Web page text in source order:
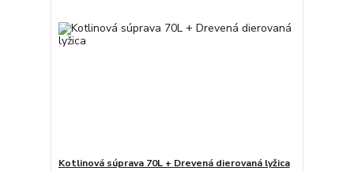
Kotlinová súprava 70L + Drevená dierovaná lyžica